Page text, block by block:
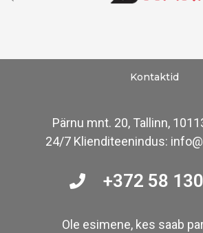
Kontaktid
Pärnu mnt. 20, Tallinn,
24/7 Klienditeenindus:
+372 58
Ole esimene, kes saab